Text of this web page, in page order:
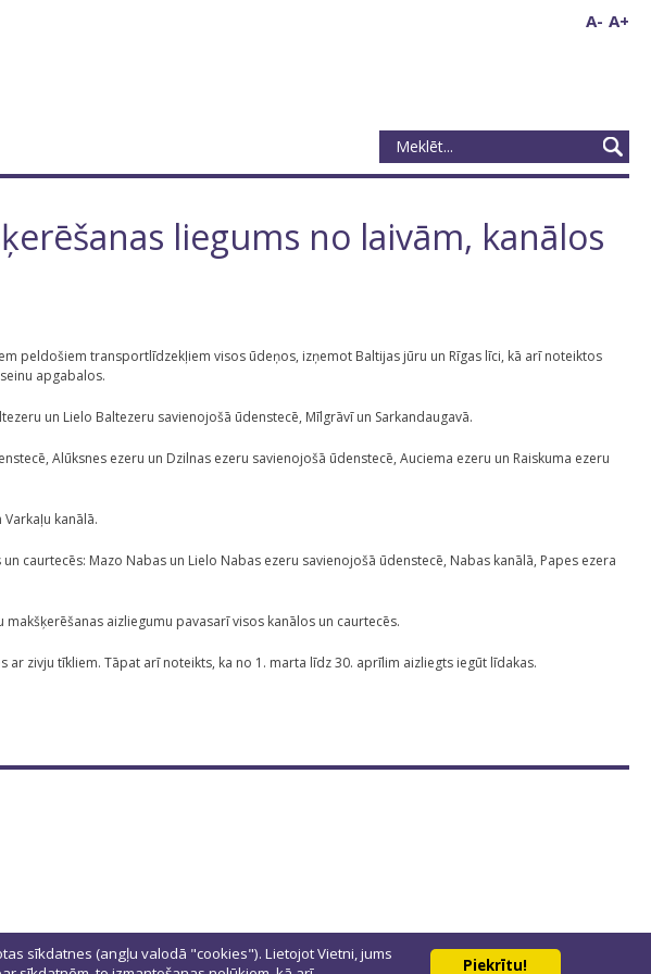
sīkdatnes (angļu valodā "cookies"). Lietojot Vietni, jums
Piekrītu!
A- A+
liegums no laivām, kanālos
peldošiem transportlīdzekļiem visos ūdeņos, izņemot Baltijas jūru un Rīgas līci, kā arī noteiktos
apgabalos.
un Lielo Baltezeru savienojošā ūdenstecē, Mīlgrāvī un Sarkandaugavā.
Alūksnes ezeru un Dzilnas ezeru savienojošā ūdenstecē, Auciema ezeru un Raiskuma ezeru
kanālā.
caurtecēs: Mazo Nabas un Lielo Nabas ezeru savienojošā ūdenstecē, Nabas kanālā, Papes ezera
aizliegumu pavasarī visos kanālos un caurtecēs.
zivju tīkliem. Tāpat arī noteikts, ka no 1. marta līdz 30. aprīlim aizliegts iegūt līdakas.